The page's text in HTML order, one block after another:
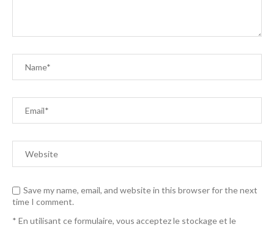
Save my name, email, and website in this browser for the next
time I comment.
* En utilisant ce formulaire, vous acceptez le stockage et le